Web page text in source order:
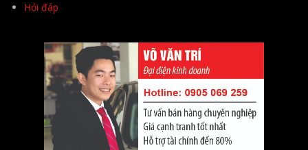
Hỏi đáp